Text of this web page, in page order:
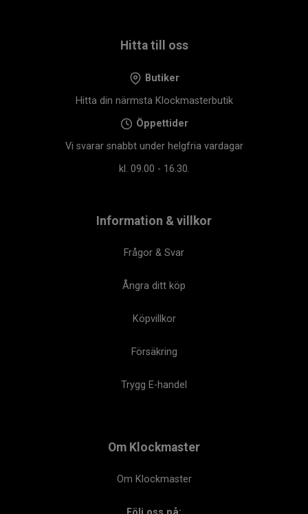
Hitta till oss
Butiker
Hitta din närmsta Klockmasterbutik
Öppettider
Vi svarar snabbt under helgfria vardagar
kl. 09.00 - 16.30.
Information & villkor
Frågor & Svar
Ångra ditt köp
Köpvillkor
Försäkring
Trygg E-handel
Om Klockmaster
Om Klockmaster